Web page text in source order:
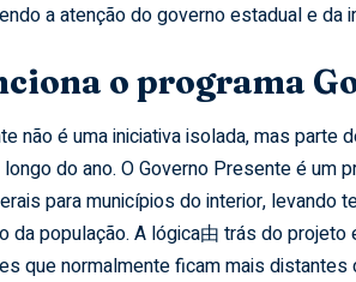
a atenção do governo estadual e da
o programa
não é uma iniciativa isolada, mas
do ano. O Governo Presente é um
para municípios do interior, levando
da população. A lógica由 trás do
que normalmente ficam mais